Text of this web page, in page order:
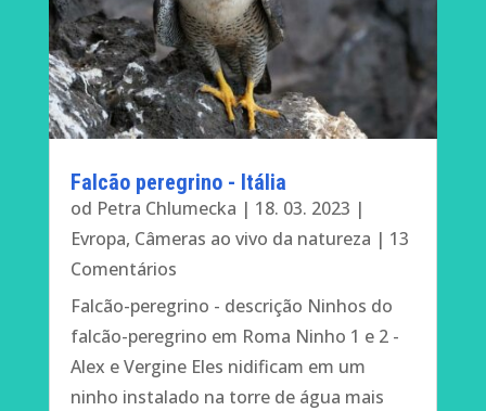
Falcão peregrino - Itália
od Petra Chlumecka | 18. 03. 2023 |
Evropa, Câmeras ao vivo da natureza | 13
Comentários
Falcão-peregrino - descrição Ninhos do
falcão-peregrino em Roma Ninho 1 e 2 -
Alex e Vergine Eles nidificam em um
ninho instalado na torre de água mais